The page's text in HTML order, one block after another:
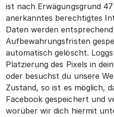
ist nach Erwägungsgrund
anerkanntes berechtigtes
Daten werden
Aufbewahrungsfristen
automatisch gelöscht.
Platzierung des Pixels in
oder besuchst du unsere
Zustand, so ist es möglich,
Facebook gespeichert und
worüber wir dich hiermit